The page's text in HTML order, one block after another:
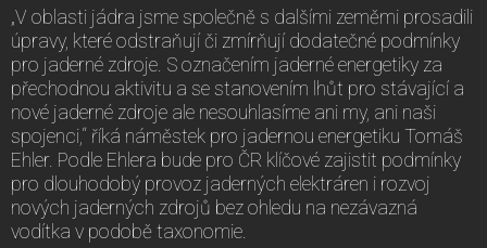
„V oblasti jádra jsme společně s dalšími zeměmi prosadili
úpravy, které odstraňují či zmírňují dodatečné podmínky
pro jaderné zdroje. S označením jaderné energetiky za
přechodnou aktivitu a se stanovením lhůt pro stávající a
nové jaderné zdroje ale nesouhlasíme ani my, ani naši
spojenci,“ říká náměstek pro jadernou energetiku Tomáš
Ehler. Podle Ehlera bude pro ČR klíčové zajistit podmínky
pro dlouhodobý provoz jaderných elektráren i rozvoj
nových jaderných zdrojů bez ohledu na nezávazná
vodítka v podobě taxonomie.